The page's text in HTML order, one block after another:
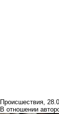
Происшествия,
В отношении